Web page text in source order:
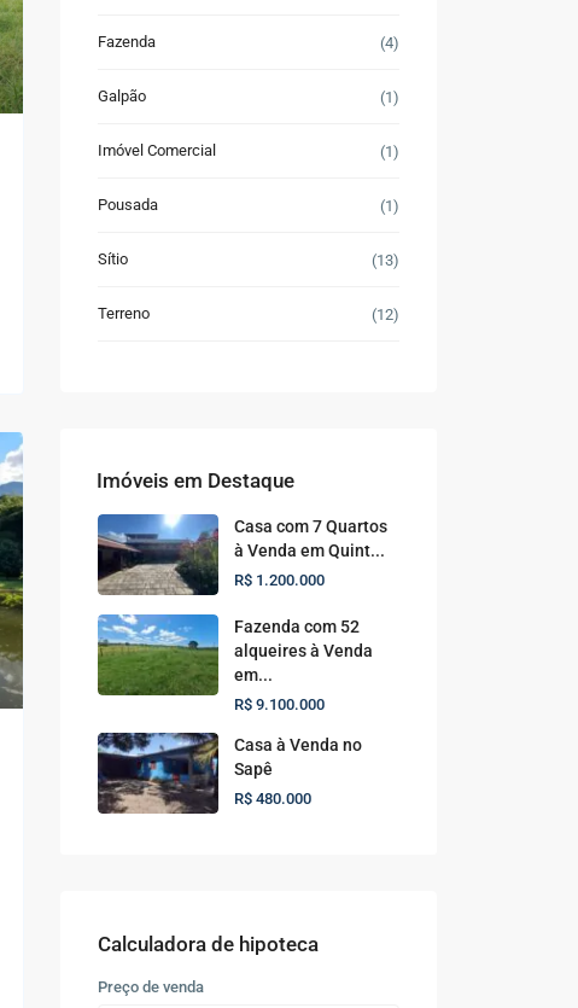
Fazenda (4)
Galpão (1)
Imóvel Comercial (1)
Pousada (1)
Sítio (13)
Terreno (12)
Imóveis em Destaque
Casa com 7 Quartos
à Venda em Quint...
R$ 1.200.000
Fazenda com 52
alqueires à Venda
em...
R$ 9.100.000
Casa à Venda no
Sapê
R$ 480.000
Calculadora de hipoteca
Preço de venda